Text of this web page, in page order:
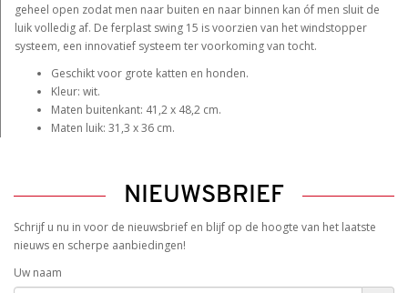
geheel open zodat men naar buiten en naar binnen kan óf men sluit de
luik volledig af. De ferplast swing 15 is voorzien van het windstopper
systeem, een innovatief systeem ter voorkoming van tocht.
Geschikt voor grote katten en honden.
Kleur: wit.
Maten buitenkant: 41,2 x 48,2 cm.
Maten luik: 31,3 x 36 cm.
NIEUWSBRIEF
Schrijf u nu in voor de nieuwsbrief en blijf op de hoogte van het laatste
nieuws en scherpe aanbiedingen!
Uw naam